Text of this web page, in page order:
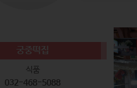
궁중떡집
식품
032-468-5088